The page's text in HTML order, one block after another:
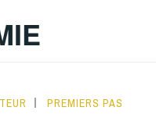
PREMIERS PAS